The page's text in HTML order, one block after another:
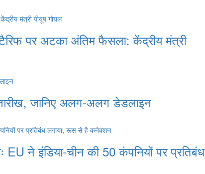
पर अटका अंतिम फैसला: केंद्रीय मंत्री
जानिए अलग-अलग डेडलाइन
EU ने इंडिया-चीन की 50 कंपनियों पर प्रतिबंध